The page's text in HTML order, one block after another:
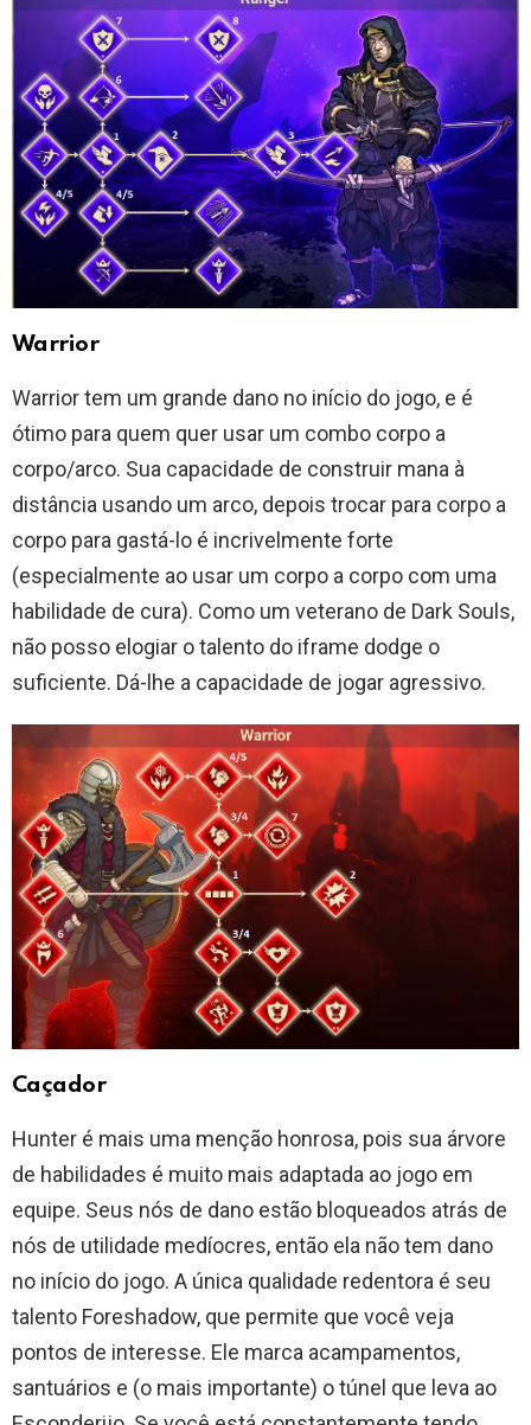
Warrior
Warrior tem um grande dano no início do jogo, e é
ótimo para quem quer usar um combo corpo a
corpo/arco. Sua capacidade de construir mana à
distância usando um arco, depois trocar para corpo a
corpo para gastá-lo é incrivelmente forte
(especialmente ao usar um corpo a corpo com uma
habilidade de cura). Como um veterano de Dark Souls,
não posso elogiar o talento do iframe dodge o
suficiente. Dá-lhe a capacidade de jogar agressivo.
Caçador
Hunter é mais uma menção honrosa, pois sua árvore
de habilidades é muito mais adaptada ao jogo em
equipe. Seus nós de dano estão bloqueados atrás de
nós de utilidade medíocres, então ela não tem dano
no início do jogo. A única qualidade redentora é seu
talento Foreshadow, que permite que você veja
pontos de interesse. Ele marca acampamentos,
santuários e (o mais importante) o túnel que leva ao